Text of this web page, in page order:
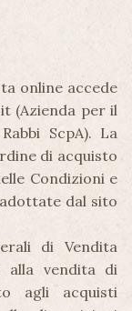
online accede
(Azienda per il
ScpA). La
di acquisto
Condizioni e
dal sito
di Vendita
alla vendita di
agli acquisti